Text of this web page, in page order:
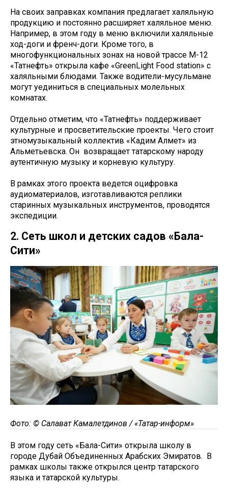
На своих заправках компания предлагает халяльную
продукцию и постоянно расширяет халяльное меню.
Например, в этом году в меню включили халяльные
ход-доги и френч-доги. Кроме того, в
многофункциональных зонах на новой трассе М-12
«Татнефть» открыла кафе «GreenLight Food station» с
халяльными блюдами. Также водители-мусульмане
могут уединиться в специальных молельных
комнатах.
Отдельно отметим, что «Татнефть» поддерживает
культурные и просветительские проекты. Чего стоит
этномузыкальный коллектив «Кадим Алмет» из
Альметьевска. Он возвращает татарскому народу
аутентичную музыку и корневую культуру.
В рамках этого проекта ведется оцифровка
аудиоматериалов, изготавливаются реплики
старинных музыкальных инструментов, проводятся
экспедиции.
2. Сеть школ и детских садов «Бала-
Сити»
Фото: © Салават Камалетдинов / «Татар-информ»
В этом году сеть «Бала-Сити» открыла школу в
городе Дубай Объединенных Арабских Эмиратов. В
рамках школы также открылся центр татарского
языка и татарской культуры.